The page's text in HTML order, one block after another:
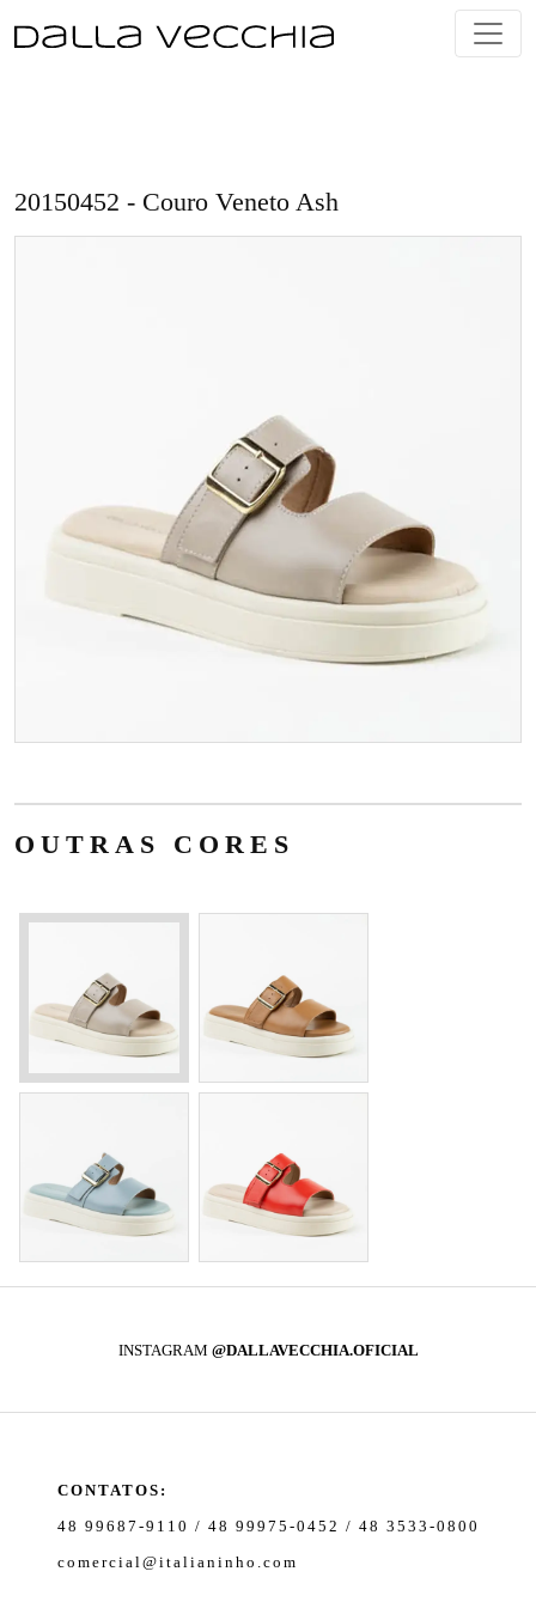
20150452 - Couro Veneto Ash
OUTRAS CORES
INSTAGRAM @DALLAVECCHIA.OFICIAL
CONTATOS:
48 99687-9110 / 48 99975-0452 / 48 3533-0800
comercial@italianinho.com